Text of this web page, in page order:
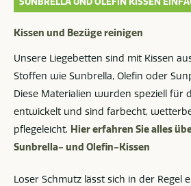
Kissen und Bezüge reinigen
Unsere Liegebetten sind mit Kissen
Stoffen wie Sunbrella, Olefin oder
Diese Materialien wurden speziell für
entwickelt und sind farbecht,
pflegeleicht. Hier erfahren Sie alles
Sunbrella- und Olefin-Kissen
Loser Schmutz lässt sich in der Regel